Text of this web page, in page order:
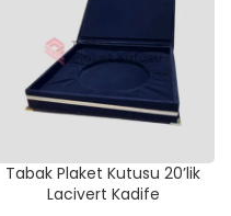
Tabak Plaket Kutusu 20’lik
Lacivert Kadife